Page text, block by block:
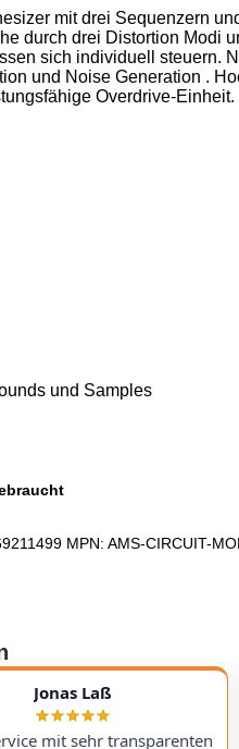
mit drei Sequenzern
durch drei Distortion Modi
sich individuell steuern.
und Noise Generation .
Overdrive-Einheit.
und Samples
MPN: AMS-CIRCUIT-
Jonas Laß
mit sehr transparenten